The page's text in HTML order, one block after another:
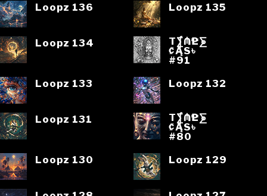
Loopz 136 Loopz 135
Loopz 134
T⨋₼₱L⨊
₡ĄS৳
#91
Loopz 133
Loopz 132
Loopz 131
T⨋₼₱L⨊
₡ĄS৳
#80
Loopz 130
Loopz 129